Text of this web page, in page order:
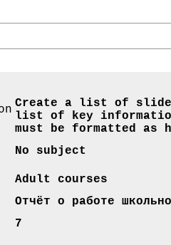
Create a list of
list of key
must be formatted as
No subject
Adult courses
Отчёт о работе
7